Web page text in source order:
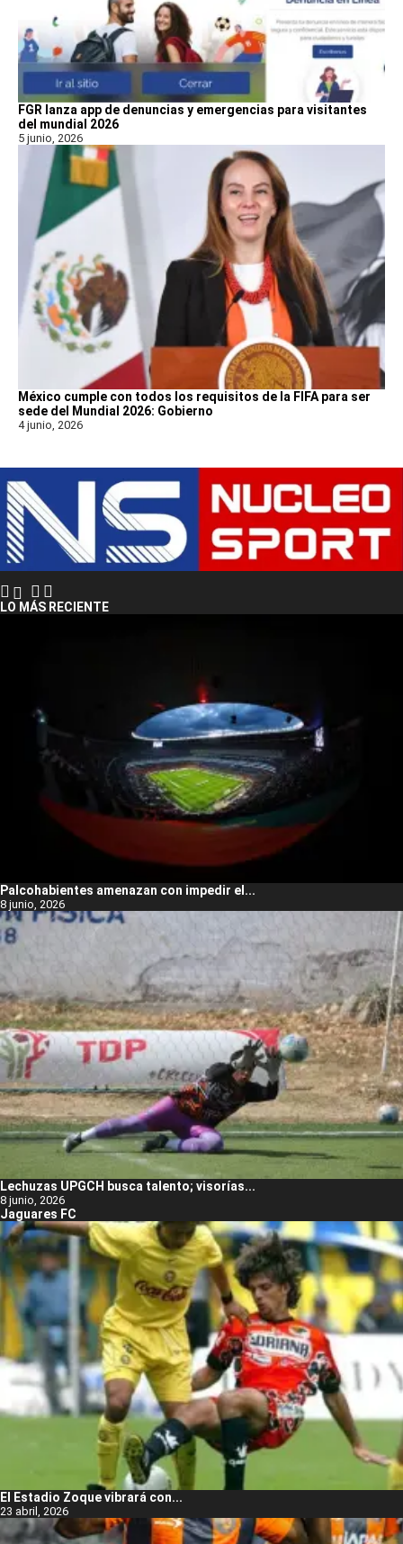
FGR lanza app de denuncias y emergencias para visitantes
del mundial 2026
5 junio, 2026
México cumple con todos los requisitos de la FIFA para ser
sede del Mundial 2026: Gobierno
4 junio, 2026
LO MÁS RECIENTE
Palcohabientes amenazan con impedir el...
8 junio, 2026
Lechuzas UPGCH busca talento; visorías...
8 junio, 2026
Jaguares FC
El Estadio Zoque vibrará con...
23 abril, 2026